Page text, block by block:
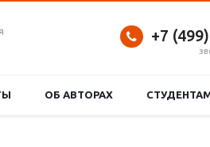
+7
ОБ АВТОРАХ